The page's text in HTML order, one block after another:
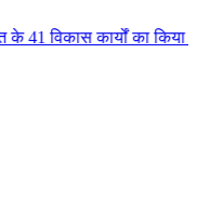
लोकार्पण एवं